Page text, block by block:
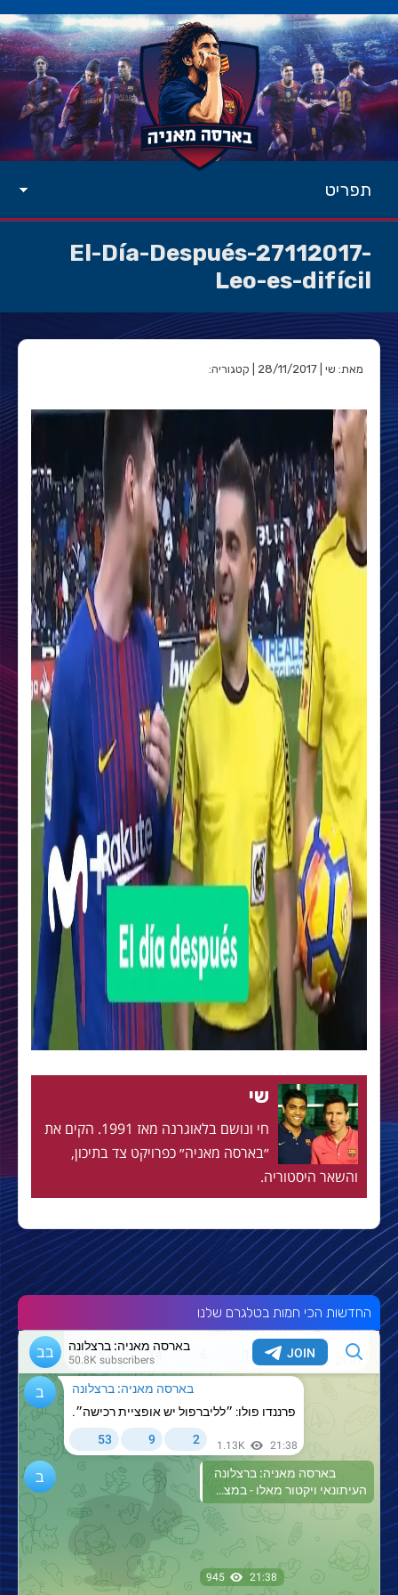
תפריט
El-Día-Después-27112017-
Leo-es-difícil
מאת: שי | 28/11/2017 | קטגוריה:
שי
חי ונושם בלאוגרנה מאז 1991. הקים את
״בארסה מאניה״ כפרויקט צד בתיכון,
והשאר היסטוריה.
החדשות הכי חמות בטלגרם שלנו